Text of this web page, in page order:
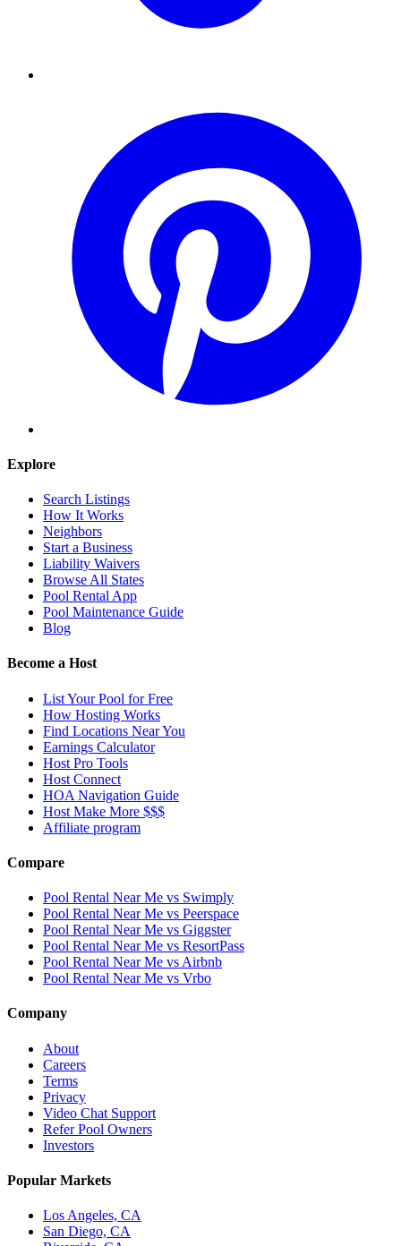
Explore
Search Listings
How It Works
Neighbors
Start a Business
Liability Waivers
Browse All States
Pool Rental App
Pool Maintenance Guide
Blog
Become a Host
List Your Pool for Free
How Hosting Works
Find Locations Near You
Earnings Calculator
Host Pro Tools
Host Connect
HOA Navigation Guide
Host Make More $$$
Affiliate program
Compare
Pool Rental Near Me vs Swimply
Pool Rental Near Me vs Peerspace
Pool Rental Near Me vs Giggster
Pool Rental Near Me vs ResortPass
Pool Rental Near Me vs Airbnb
Pool Rental Near Me vs Vrbo
Company
About
Careers
Terms
Privacy
Video Chat Support
Refer Pool Owners
Investors
Popular Markets
Los Angeles, CA
San Diego, CA